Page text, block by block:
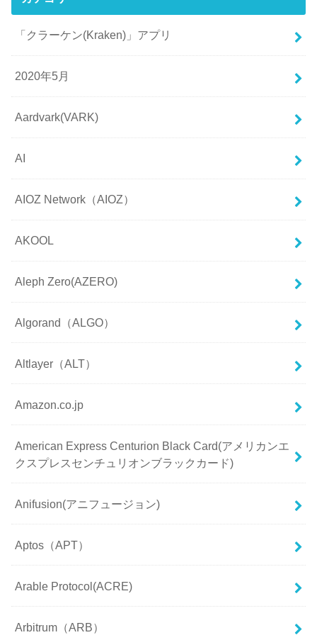
「クラーケン(Kraken)」アプリ
2020年5月
Aardvark(VARK)
AI
AIOZ Network（AIOZ）
AKOOL
Aleph Zero(AZERO)
Algorand（ALGO）
Altlayer（ALT）
Amazon.co.jp
American Express Centurion Black Card(アメリカンエ
クスプレスセンチュリオンブラックカード)
Anifusion(アニフュージョン)
Aptos（APT）
Arable Protocol(ACRE)
Arbitrum（ARB）